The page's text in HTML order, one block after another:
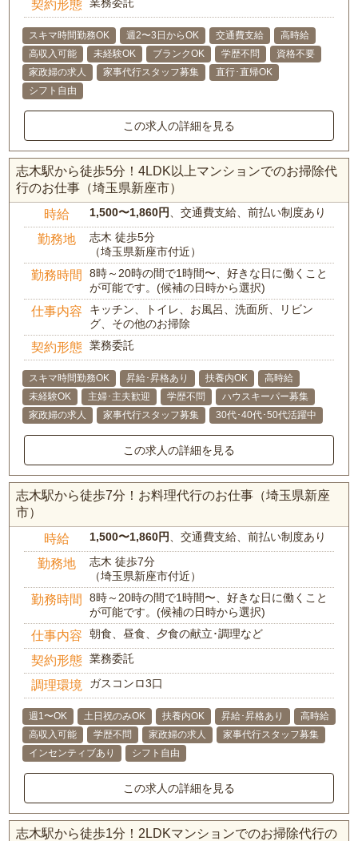
契約形態
スキマ時間勤務OK 週2〜3日からOK 交通費支給
高時給
高収入可能
未経験OK ブランクOK 学歴不問
資格不要
家政婦の求人
家事代行スタッフ募集
直行･直帰OK
シフト自由
この求人の詳細を見る
志木駅から徒歩5分！4LDK以上マンションでのお掃除代
行のお仕事（埼玉県新座市）
時給 1,500〜1,860円 、交通費支給、前払い制度あり
勤務地
志木 徒歩5分
（埼玉県新座市付近）
勤務時間
8時～20時の間で1時間〜、好きな日に働くこと
が可能です。(候補の日時から選択)
仕事内容
キッチン、トイレ、お風呂、洗面所、リビン
グ、その他のお掃除
契約形態 業務委託
スキマ時間勤務OK 昇給･昇格あり 扶養内OK
高時給
未経験OK
主婦･主夫歓迎 学歴不問
ハウスキーパー募集
家政婦の求人
家事代行スタッフ募集 30代･40代･50代活躍中
この求人の詳細を見る
志木駅から徒歩7分！お料理代行のお仕事（埼玉県新座
市）
時給 1,500〜1,860円 、交通費支給、前払い制度あり
勤務地
志木 徒歩7分
（埼玉県新座市付近）
勤務時間
8時～20時の間で1時間〜、好きな日に働くこと
が可能です。(候補の日時から選択)
仕事内容 朝食、昼食、夕食の献立･調理など
契約形態 業務委託
調理環境 ガスコンロ3口
週1〜OK 土日祝のみOK 扶養内OK 昇給･昇格あり
高時給
高収入可能
学歴不問 家政婦の求人
家事代行スタッフ募集
インセンティブあり
シフト自由
この求人の詳細を見る
志木駅から徒歩1分！2LDKマンションでのお掃除代行の